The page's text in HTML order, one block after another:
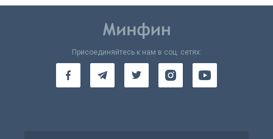
Присоединяйтесь к нам в соц. сетях: